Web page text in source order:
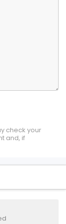
check your
and, if